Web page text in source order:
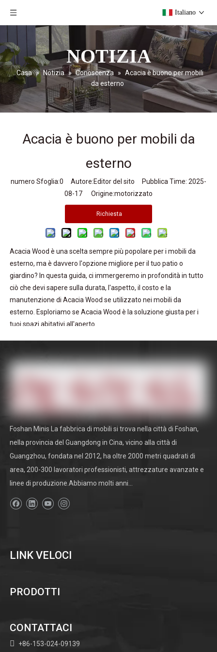
Italiano
NOTIZIA
Casa » Notizia » Conoscenza » Acacia è buono per mobili
da esterno
Acacia è buono per mobili da
esterno
numero Sfoglia:0 Autore:Editor del sito Pubblica Time: 2025-
08-17 Origine:motorizzato
Richiesta
Acacia Wood è una scelta sempre più popolare per i mobili da
esterno, ma è davvero l'opzione migliore per il tuo patio o
giardino? In questa guida, ci immergeremo in profondità in tutto
ciò che devi sapere sulla durata, l'aspetto, il costo e la
manutenzione di Acacia Wood se utilizzato nei mobili da
esterno. Esploriamo se Acacia Wood è la soluzione giusta per i
tuoi spazi abitativi all'aperto.
Foshan Minis La fabbrica di mobili si trova nella città di Foshan,
nella provincia del Guangdong in Cina, vicino alla città di
Guangzhou, fondata nel 2012, ha oltre 2000 metri quadrati di
area, 200-300 lavoratori professionisti, attrezzature avanzate e
linee di produzione.Abbiamo molti anni...
LINK VELOCI
PRODOTTI
CONTATTACI
 +86-153-024-09139